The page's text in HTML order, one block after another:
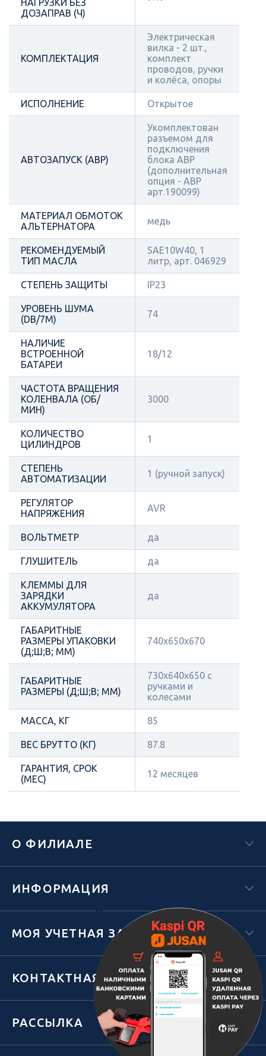
НАГРУЗКИ БЕЗ
ДОЗАПРАВ (Ч)
КОМПЛЕКТАЦИЯ
Электрическая
вилка - 2 шт.,
комплект
проводов, ручки
и колёса, опоры
ИСПОЛНЕНИЕ Открытое
АВТОЗАПУСК (АВР)
Укомплектован
разъемом для
подключения
блока АВР
(дополнительная
опция - АВР
арт.190099)
МАТЕРИАЛ ОБМОТОК
АЛЬТЕРНАТОРА
медь
РЕКОМЕНДУЕМЫЙ
ТИП МАСЛА
SAE10W40, 1
литр, арт. 046929
СТЕПЕНЬ ЗАЩИТЫ IP23
УРОВЕНЬ ШУМА
(DB/7М)
74
НАЛИЧИЕ
ВСТРОЕННОЙ
БАТАРЕИ
18/12
ЧАСТОТА ВРАЩЕНИЯ
КОЛЕНВАЛА (ОБ/
МИН)
3000
КОЛИЧЕСТВО
ЦИЛИНДРОВ
1
СТЕПЕНЬ
АВТОМАТИЗАЦИИ
1 (ручной запуск)
РЕГУЛЯТОР
НАПРЯЖЕНИЯ
AVR
ВОЛЬТМЕТР да
ГЛУШИТЕЛЬ да
КЛЕММЫ ДЛЯ
ЗАРЯДКИ
АККУМУЛЯТОРА
да
ГАБАРИТНЫЕ
РАЗМЕРЫ УПАКОВКИ
(Д;Ш;В; ММ)
740х650х670
ГАБАРИТНЫЕ
РАЗМЕРЫ (Д;Ш;В; ММ)
730х640х650 с
ручками и
колесами
МАССА, КГ 85
ВЕС БРУТТО (КГ) 87.8
ГАРАНТИЯ, СРОК
(МЕС)
12 месяцев
Х
О ФИЛИАЛЕ
ИНФОРМАЦИЯ
МОЯ УЧЕТНАЯ ЗАПИСЬ
КОНТАКТНАЯ ИНФОРМАЦИЯ
РАССЫЛКА